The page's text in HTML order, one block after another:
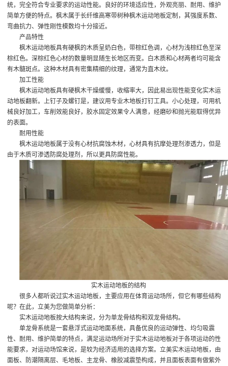
统，完全符合专业要求的运动性能。良好的环境适应性，外观亮丽、耐用、维护
简单方便的特点。枫木属于长纤维高寒带树种枫木运动地板定制 ，其强度系数、
弯曲抗力、弹性刚性模数均十分接近。
产品特性
枫木运动地板具有硬枫的木质呈奶白色，带棕红色调，心材为浅棕红色至深
棕红色。深棕红色心材的数量明显随生长地区而变。白木质和心材两者均可能含
有木髓斑点。这种木材具有密集精细的纹理，通常为直木纹。
加工性能
枫木运动地板具有硬枫木干燥缓慢，收缩率大，因此易出现性能变化实木运
动地板翻新。上钉子及螺钉是，建议用专业木地板打钉工具。小心处理，可用机
械良好加工，车削效能良好，胶水固定效果令人满意，经磨砂和抛光能取得优异
的表面。
耐用性能
枫木运动地板属于没有心材抗腐蚀木材，心材具有抗摩处理剂渗透力，但是
由于木质可渗透防腐处理剂，所以更具防腐性能。
实木运动地板的结构
很多人都听说过实木运动地板，主要应用在体育运动场所，但它有哪些结构
呢？在此，立美为您做简单分析：
实木运动地板按大结构来说，分为单龙骨结构和双龙骨结构。
单龙骨系统是一套悬浮式运动地面系统，具备优良的运动弹性、均匀吸震
性、耐用、维护简单的特点，满足运动场所对于实木运动地板对于各项运动的性
能要求，对运动场馆来说，是较为经济适用的选择方案。立美实木运动地板，由
面板、防潮隔离层、毛地板、主龙骨、橡胶减震垫构成，并且面板表面有做紫外